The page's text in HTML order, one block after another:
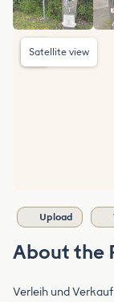
Satellite view
Upload
About the
Verleih und